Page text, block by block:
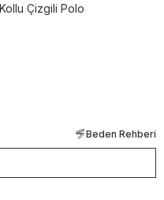
Çizgili Polo
Beden Rehberi